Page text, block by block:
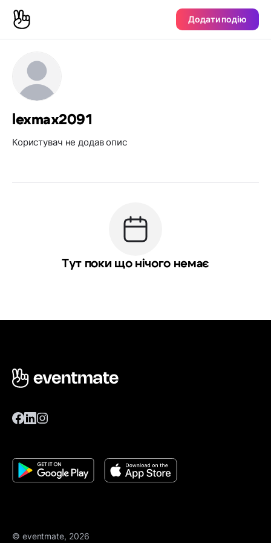
Додати подію
lexmax2091
Користувач не додав опис
Тут поки що нічого немає
© eventmate, 2026